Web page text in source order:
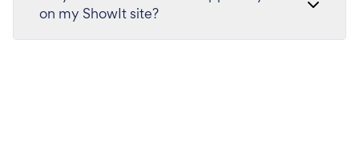
on my ShowIt site?